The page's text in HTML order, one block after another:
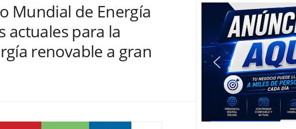
Mundial de Energía
actuales para la
renovable a gran